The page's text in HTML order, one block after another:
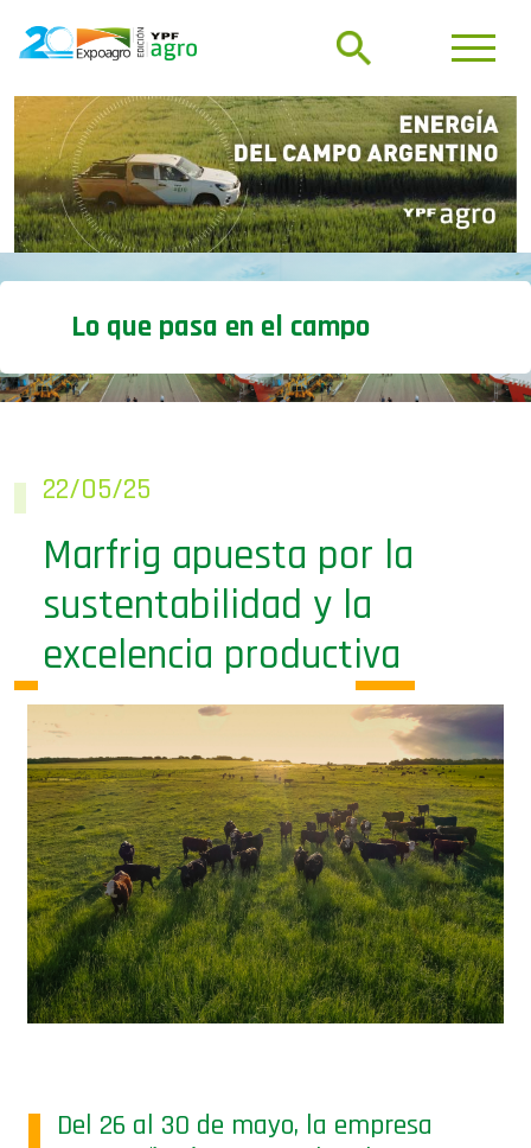
Lo que pasa en el campo
22/05/25
Marfrig apuesta por la
sustentabilidad y la
excelencia productiva
Del 26 al 30 de mayo, la empresa